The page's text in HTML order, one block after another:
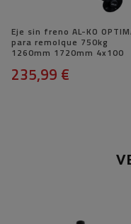
Eje sin freno AL-KO
para remolque 750kg
1260mm 1720mm 4x100
235,99 €